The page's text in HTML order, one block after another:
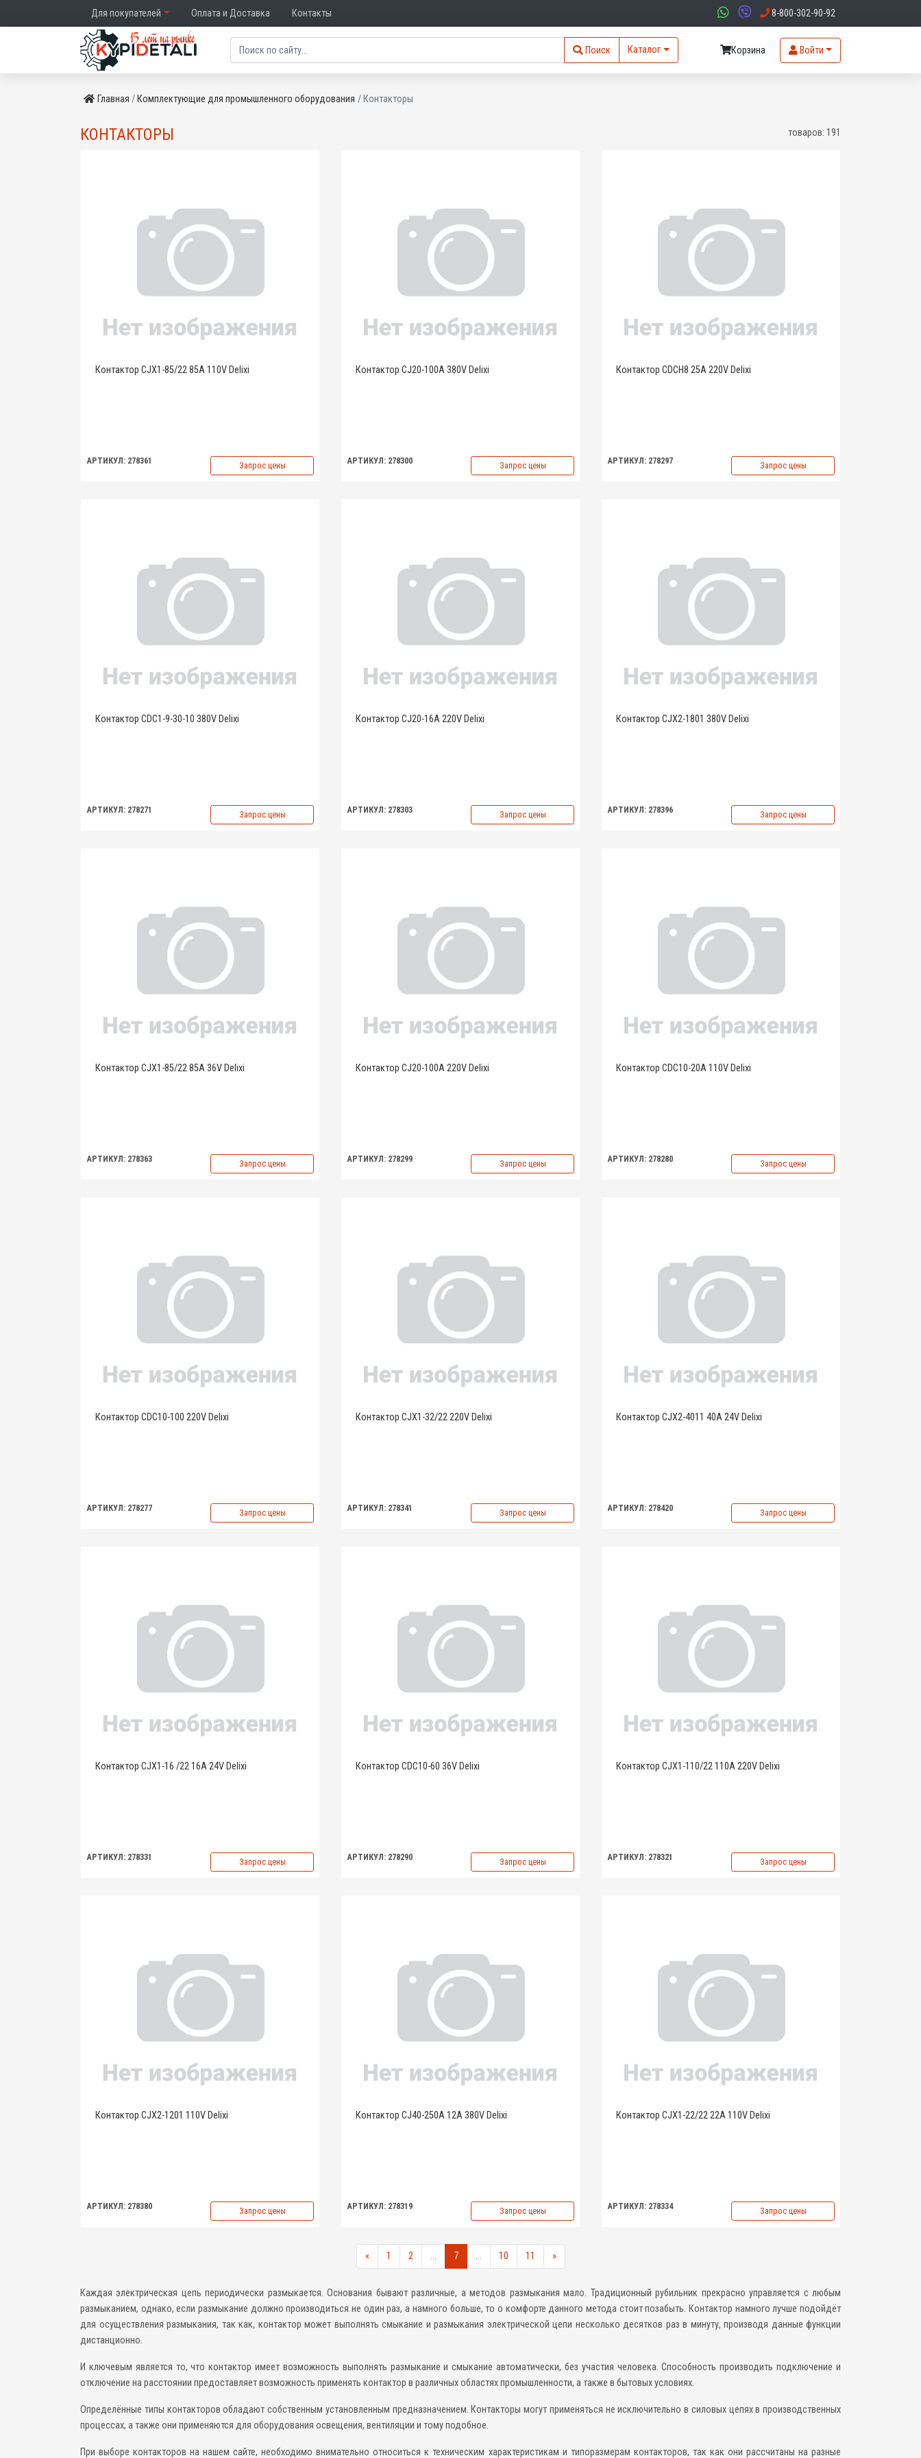
Для покупателей Оплата и Доставка Контакты 8-800-302-90-92
Поиск Каталог Корзина Войти
Главная Комплектующие для промышленного оборудования Контакторы
КОНТАКТОРЫ товаров: 191
Контактор CJX1-85/22 85A 110V Delixi
АРТИКУЛ: 278361 Запрос цены
Контактор CJ20-100A 380V Delixi
АРТИКУЛ: 278300 Запрос цены
Контактор CDCH8 25A 220V Delixi
АРТИКУЛ: 278297 Запрос цены
Контактор CDC1-9-30-10 380V Delixi
АРТИКУЛ: 278271 Запрос цены
Контактор CJ20-16A 220V Delixi
АРТИКУЛ: 278303 Запрос цены
Контактор CJX2-1801 380V Delixi
АРТИКУЛ: 278396 Запрос цены
Контактор CJX1-85/22 85A 36V Delixi
АРТИКУЛ: 278363 Запрос цены
Контактор CJ20-100A 220V Delixi
АРТИКУЛ: 278299 Запрос цены
Контактор CDC10-20A 110V Delixi
АРТИКУЛ: 278280 Запрос цены
Контактор CDC10-100 220V Delixi
АРТИКУЛ: 278277 Запрос цены
Контактор CJX1-32/22 220V Delixi
АРТИКУЛ: 278341 Запрос цены
Контактор CJX2-4011 40A 24V Delixi
АРТИКУЛ: 278420 Запрос цены
Контактор CJX1-16 /22 16A 24V Delixi
АРТИКУЛ: 278331 Запрос цены
Контактор CDC10-60 36V Delixi
АРТИКУЛ: 278290 Запрос цены
Контактор CJX1-110/22 110A 220V Delixi
АРТИКУЛ: 278321 Запрос цены
Контактор CJX2-1201 110V Delixi
АРТИКУЛ: 278380 Запрос цены
Контактор CJ40-250A 12A 380V Delixi
АРТИКУЛ: 278319 Запрос цены
Контактор CJX1-22/22 22A 110V Delixi
АРТИКУЛ: 278334 Запрос цены
« 1 2 ... 7 ... 10 11 »
Каждая электрическая цепь периодически размыкается. Основания бывают различные, а методов размыкания мало. Традиционный рубильник прекрасно управляется с любым
размыканием, однако, если размыкание должно производиться не один раз, а намного больше, то о комфорте данного метода стоит позабыть. Контактор намного лучше подойдёт
для осуществления размыкания, так как, контактор может выполнять смыкание и размыкания электрической цепи несколько десятков раз в минуту, производя данные функции
дистанционно.
И ключевым является то, что контактор имеет возможность выполнять размыкание и смыкание автоматически, без участия человека. Способность производить подключение и
отключение на расстоянии предоставляет возможность применять контактор в различных областях промышленности, а также в бытовых условиях.
Определённые типы контакторов обладают собственным установленным предназначением. Контакторы могут применяться не исключительно в силовых цепях в производственных
процессах, а также они применяются для оборудования освещения, вентиляции и тому подобное.
При выборе контакторов на нашем сайте, необходимо внимательно относиться к техническим характеристикам и типоразмерам контакторов, так как они рассчитаны на разные